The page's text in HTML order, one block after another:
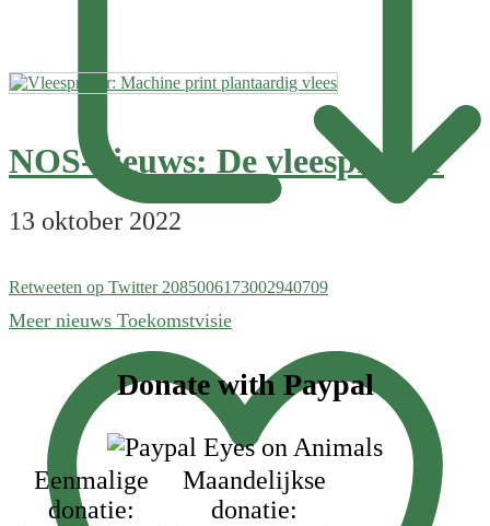
Retweeten op Twitter 2085006173002940709
NOS-nieuws: De vleesprinter
13 oktober 2022
Meer nieuws Toekomstvisie
FooterDonate with Paypal
Eenmalige
donatie:
Maandelijkse
donatie: